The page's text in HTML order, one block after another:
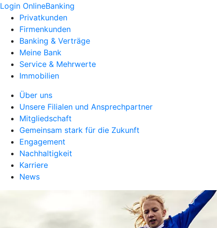
Login OnlineBanking
Privatkunden
Firmenkunden
Banking & Verträge
Meine Bank
Service & Mehrwerte
Immobilien
Über uns
Unsere Filialen und Ansprechpartner
Mitgliedschaft
Gemeinsam stark für die Zukunft
Engagement
Nachhaltigkeit
Karriere
News